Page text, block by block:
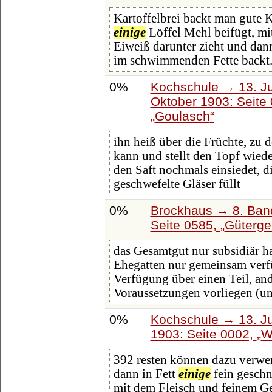
Kartoffelbrei backt man gute
einigeLöffel Mehl beifügt,
Eiweiß darunter zieht und
im schwimmenden Fette
0%
Kochschule → 13.
Oktober 1903:
Goulasch
ihn heiß über die Früchte, zu
kann und stellt den Topf
den Saft nochmals einsiedet,
geschwefelte Gläser füllt
0%
Brockhaus → 8.
Seite 0585,
das Gesamtgut nur subsidiär
Ehegatten nur gemeinsam
Verfügung über einen Teil,
Voraussetzungen vorliegen
0%
Kochschule → 13.
1903: Seite 0002,
392 resten können dazu
dann in Fett einigefein
mit dem Fleisch und feinem